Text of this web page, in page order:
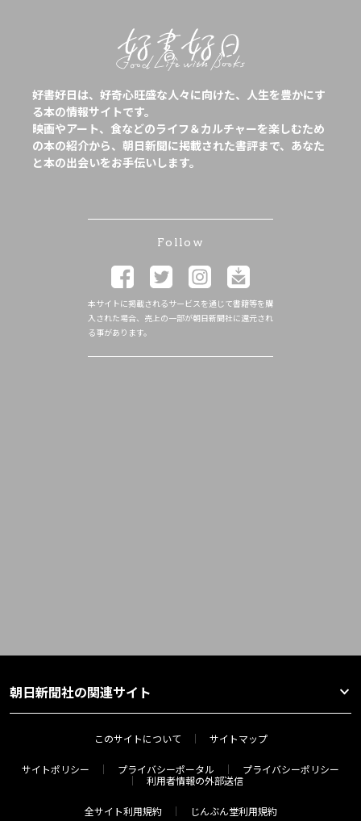
好書好日は、好奇心旺盛な人々に向けた、人生を豊かにす
る本の情報サイトです。
映画やアート、食などのライフ＆カルチャーを楽しむため
の本の紹介から、朝日新聞に掲載された書評まで、あなた
と本の出会いをお手伝いします。
Follow
本サイトに掲載されるサービスを通じて書籍等を購
入された場合、売上の一部が朝日新聞社に還元され
る事があります。
朝日新聞社の関連サイト
このサイトについて サイトマップ
サイトポリシー プライバシーポータル
プライバシーポリシー
利用者情報の外部送信
全サイト利用規約 じんぶん堂利用規約